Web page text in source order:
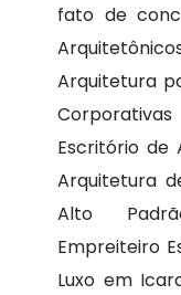
fato de
Arquitetura
Escritório de
Arquitetura
Alto
Empreiteiro
Luxo em